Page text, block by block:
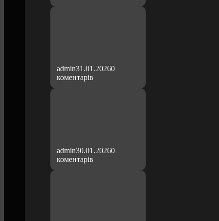
admin31.01.20260
коментарів
admin30.01.20260
коментарів